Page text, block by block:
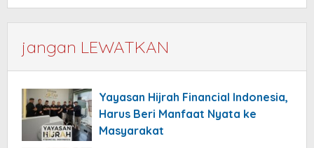
jangan LEWATKAN
Yayasan Hijrah Financial Indonesia,
Harus Beri Manfaat Nyata ke
Masyarakat